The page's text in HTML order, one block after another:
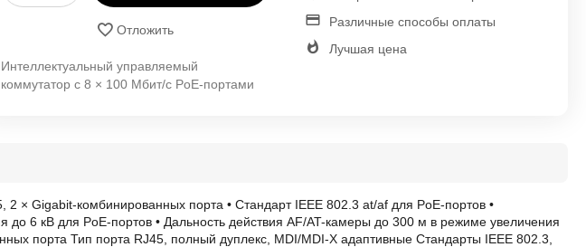
Отложить
Интеллектуальный управляемый
коммутатор с 8 × 100 Мбит/с PoE-портами
Различные способы оплаты
Лучшая цена
× Gigabit-комбинированных порта • Стандарт IEEE 802.3 at/af для PoE-портов •
до 6 кВ для PoE-портов • Дальность действия AF/AT-камеры до 300 м в режиме увеличения
порта Тип порта RJ45, полный дуплекс, MDI/MDI-X адаптивные Стандарты IEEE 802.3,